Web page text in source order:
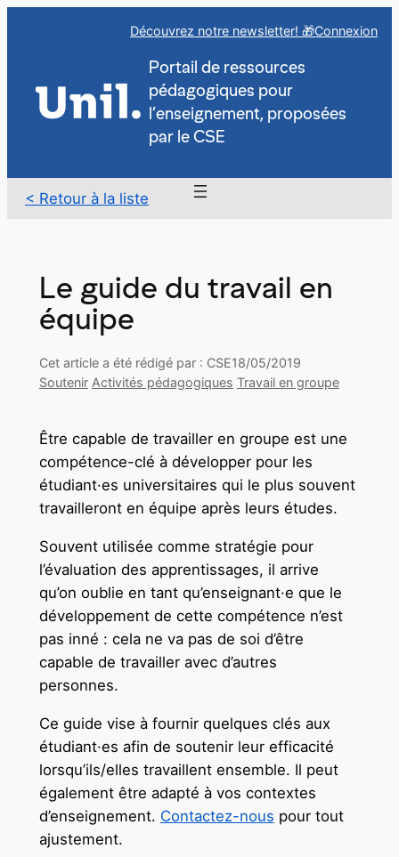
Découvrez notre newsletter! 🎁Connexion
Portail de ressources
pédagogiques pour
l’enseignement, proposées
par le CSE
< Retour à la liste
Le guide du travail en
équipe
Cet article a été rédigé par : CSE18/05/2019
Soutenir Activités pédagogiques Travail en groupe
Être capable de travailler en groupe est une
compétence-clé à développer pour les
étudiant·es universitaires qui le plus souvent
travailleront en équipe après leurs études.
Souvent utilisée comme stratégie pour
l’évaluation des apprentissages, il arrive
qu’on oublie en tant qu’enseignant·e que le
développement de cette compétence n’est
pas inné : cela ne va pas de soi d’être
capable de travailler avec d’autres
personnes.
Ce guide vise à fournir quelques clés aux
étudiant·es afin de soutenir leur efficacité
lorsqu’ils/elles travaillent ensemble. Il peut
également être adapté à vos contextes
d’enseignement. Contactez-nous pour tout
ajustement.